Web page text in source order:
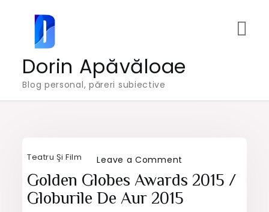
content
Dorin Apăvăloae
Blog personal, păreri subiective
Teatru Şi Film Leave a Comment
Golden
Globes
Golden Globes Awards 2015 /
Globurile De Aur 2015